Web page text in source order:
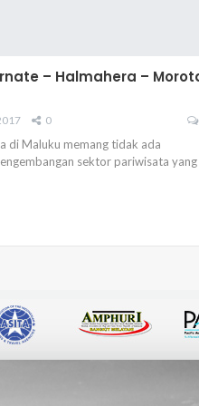
– Halmahera –
0
di Maluku memang tidak ada
sektor pariwisata yang